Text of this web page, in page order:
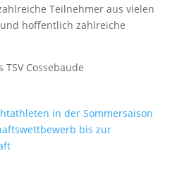
Teilnehmer aus vielen
hoffentlich zahlreiche
Cossebaude